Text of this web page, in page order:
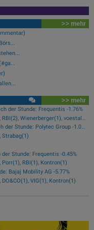
>> mehr
>> mehr
der Stunde: Frequentis -1.76%
wikifolio-Trades Austro-Aktien 15-16: AT&S(3), RBI(2), Wienerberger(1), voestalpine(1), Kontron(1), Bawag(1)
Star der Stunde: Bajaj Mobility AG 3.2%, Rutsch der Stunde: Polytec Group -1.01%
Strabag(1)
Stunde: Frequentis -0.45%
RBI(1), Kontron(1)
Bajaj Mobility AG -5.77%
VIG(1), Kontron(1)